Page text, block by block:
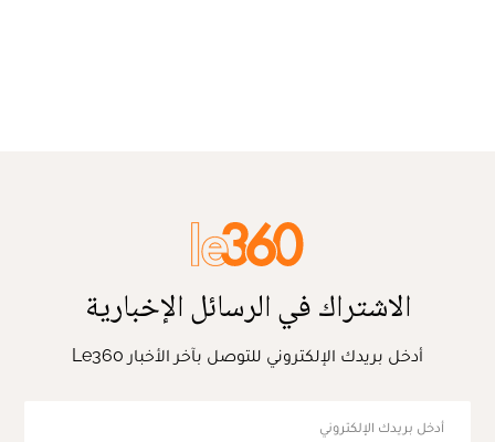
الاشتراك في الرسائل الإخبارية
أدخل بريدك الإلكتروني للتوصل بآخر الأخبار Le360